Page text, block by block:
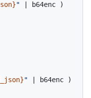
" | b64enc )
" | b64enc )